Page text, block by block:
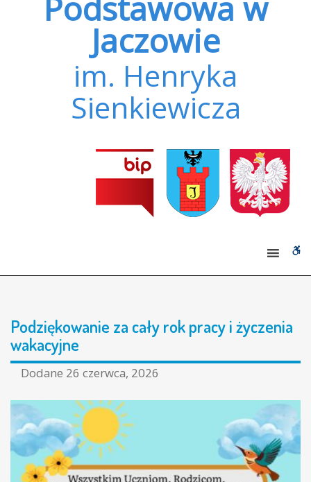
Jaczowie
im. Henryka
Sienkiewicza
Podziękowanie za cały rok pracy i życzenia
wakacyjne
Dodane 26 czerwca, 2026